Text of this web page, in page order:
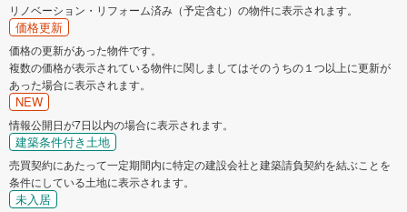
リノベーション・リフォーム済み（予定含む）の物件に表示されます。
価格更新
価格の更新があった物件です。
複数の価格が表示されている物件に関しましてはそのうちの１つ以上に更新が
あった場合に表示されます。
NEW
情報公開日が7日以内の場合に表示されます。
建築条件付き土地
売買契約にあたって一定期間内に特定の建設会社と建築請負契約を結ぶことを
条件にしている土地に表示されます。
未入居